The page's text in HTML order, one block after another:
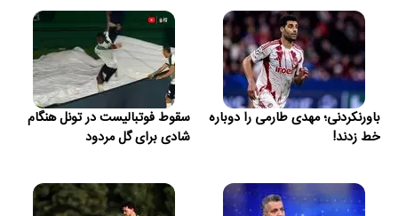
باورنکردنی؛ مهدی طارمی را دوباره
خط زدند!
سقوط فوتبالیست در تونل هنگام
شادی برای گل مردود